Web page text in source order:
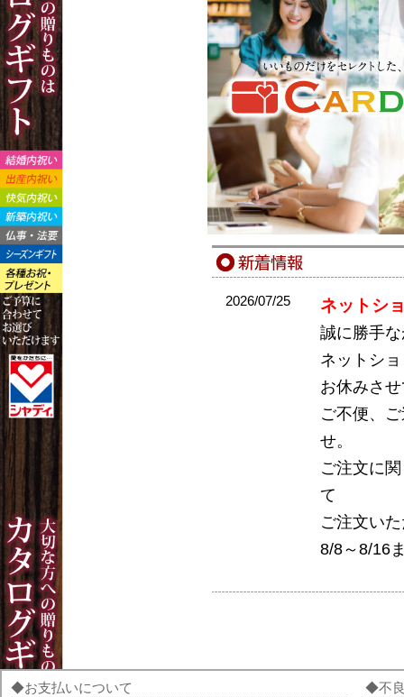
2026/07/25 ネットシ
誠に勝手
ネットシ
お休みさ
ご不便、
せ。
ご注文に
て
ご注文い
8/8～8/16
お支払いについて 不